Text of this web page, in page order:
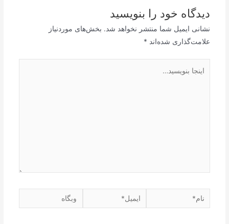
دیدگاه‌ خود را بنویسید
نشانی ایمیل شما منتشر نخواهد شد. بخش‌های موردنیاز
علامت‌گذاری شده‌اند *
بنویسید…
نام* ایمیل* وبگاه